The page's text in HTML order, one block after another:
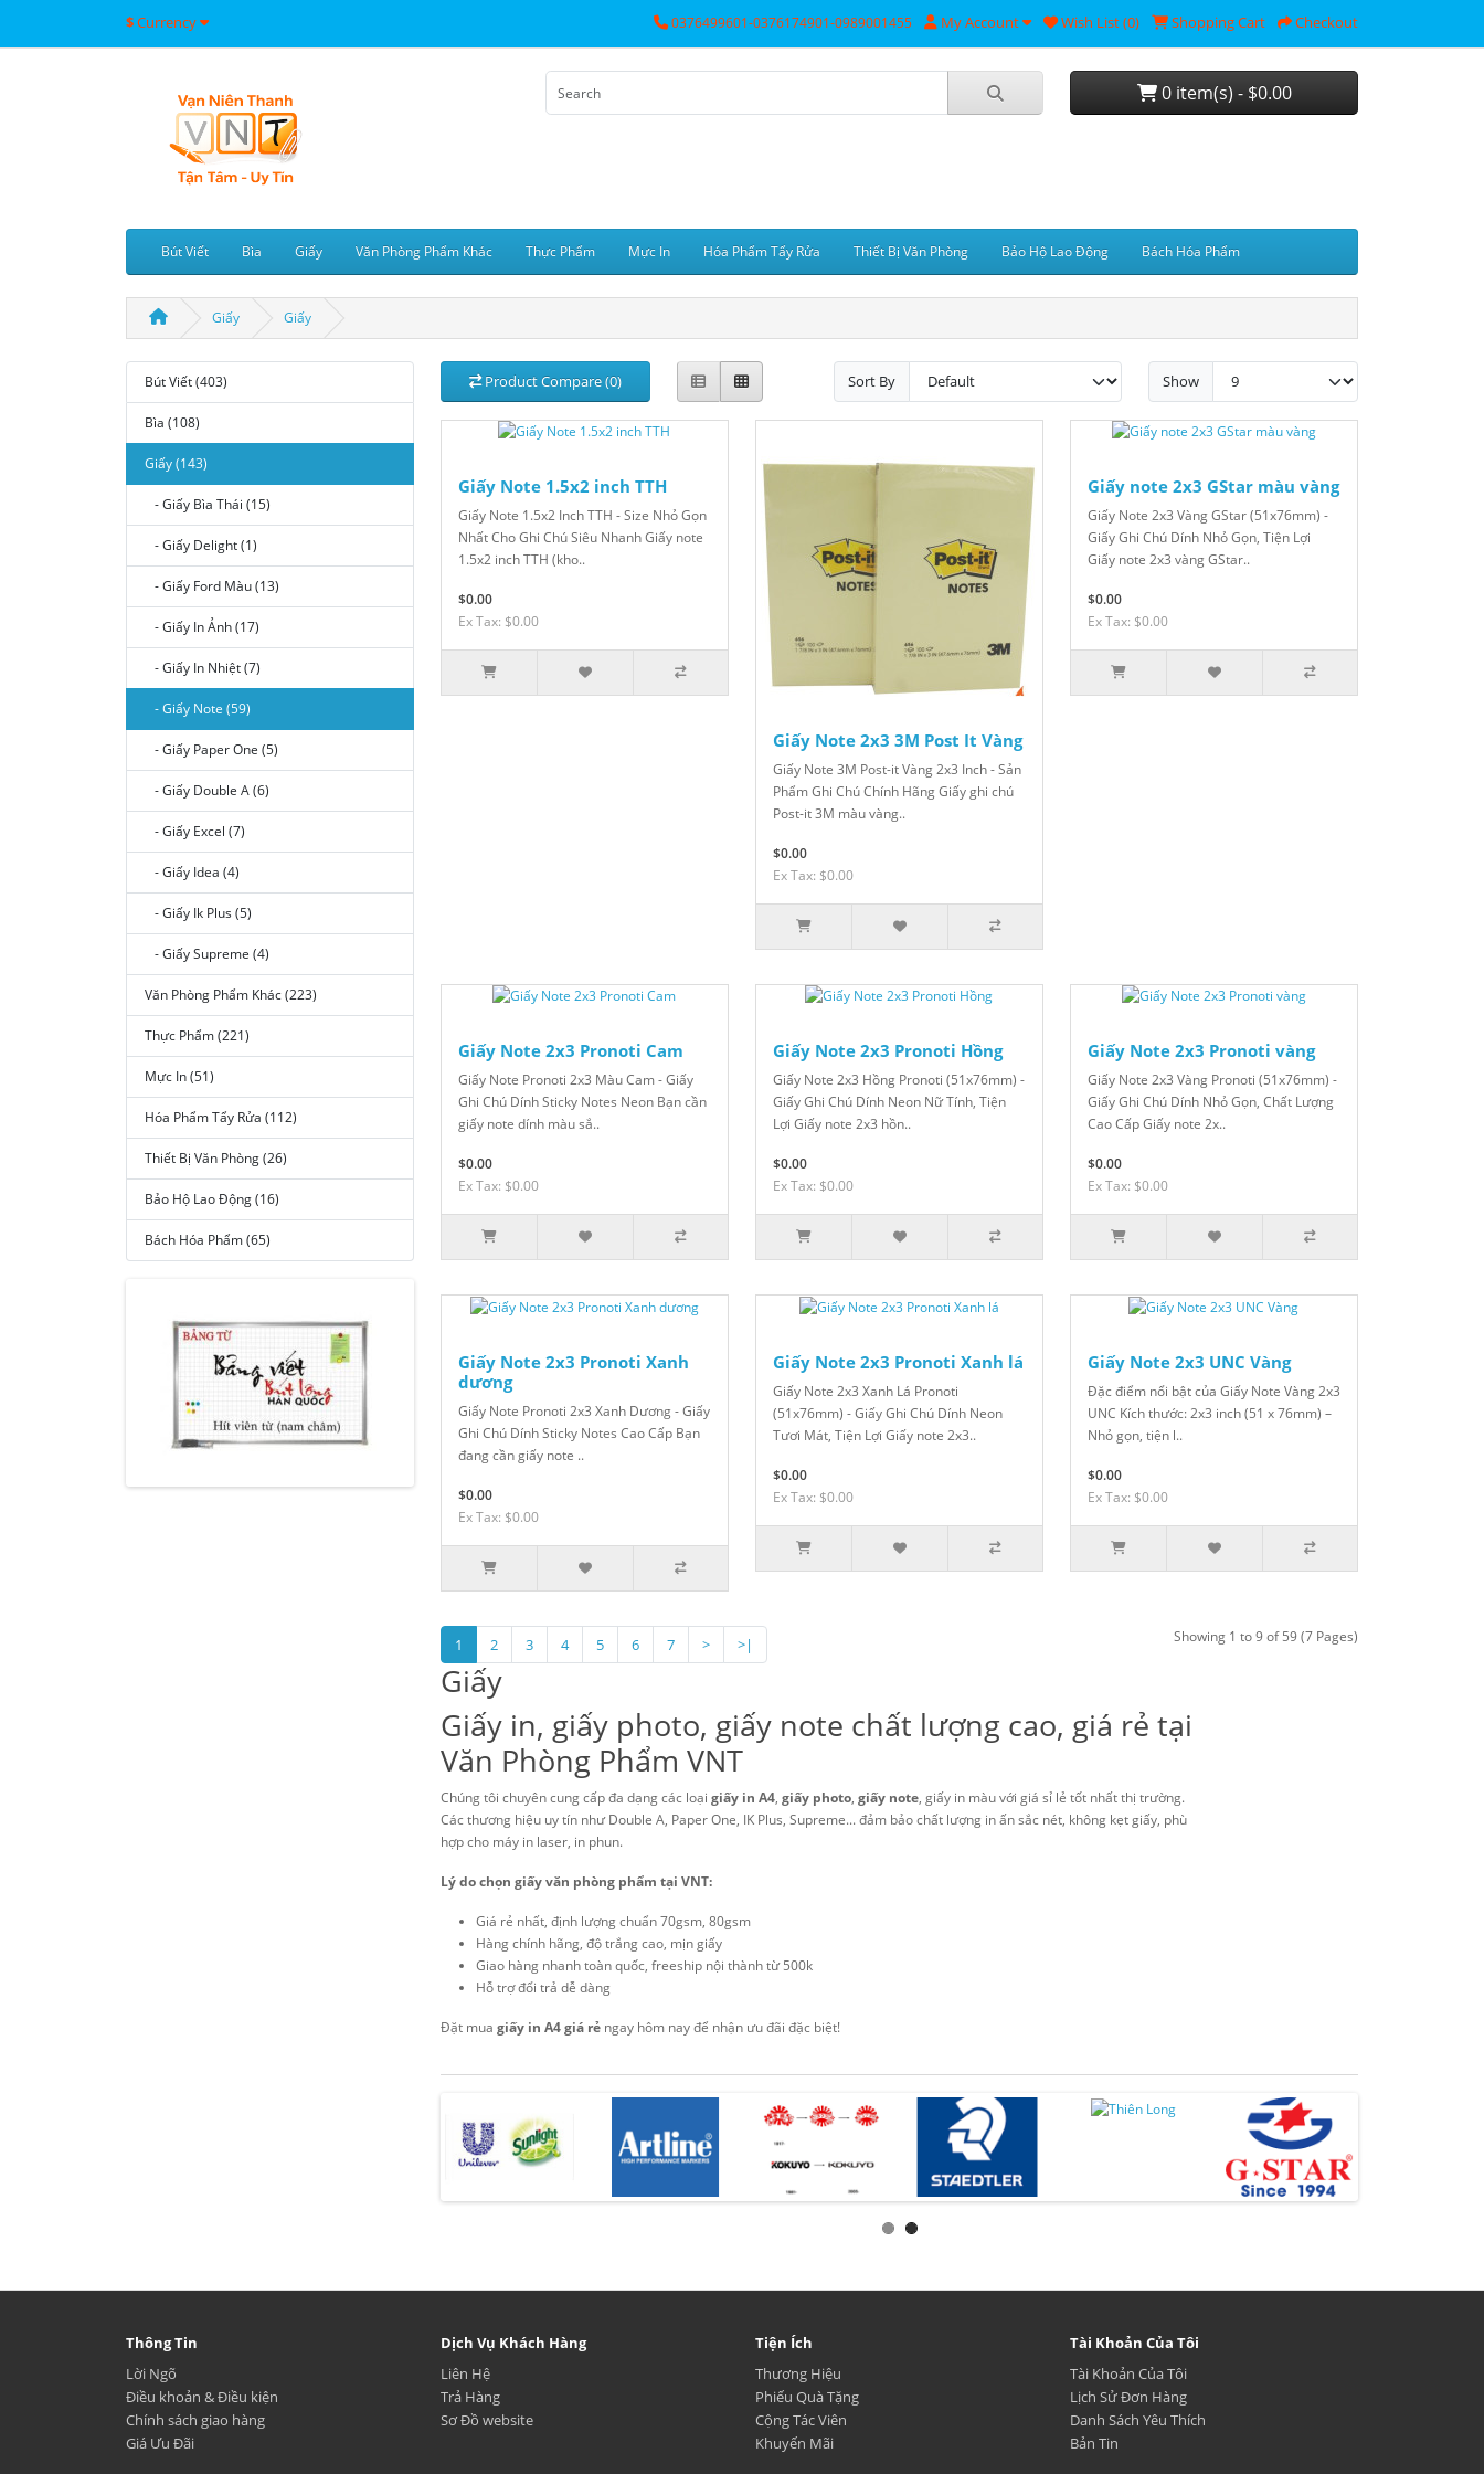
$Currency 0376499601-0376174901-0989001455 My Account Wish List (0) Shopping Cart Checkout
0 item(s) - $0.00
Bút Viết Bìa Giấy Văn Phòng Phẩm Khác Thực Phẩm Mực In Hóa Phẩm Tẩy Rửa Thiết Bị Văn Phòng Bảo Hộ Lao Động Bách Hóa Phẩm
Giấy Giấy
Bút Viết (403)
Bìa (108)
Giấy (143)
- Giấy Bìa Thái (15)
- Giấy Delight (1)
- Giấy Ford Màu (13)
- Giấy In Ảnh (17)
- Giấy In Nhiệt (7)
- Giấy Note (59)
- Giấy Paper One (5)
- Giấy Double A (6)
- Giấy Excel (7)
- Giấy Idea (4)
- Giấy Ik Plus (5)
- Giấy Supreme (4)
Văn Phòng Phẩm Khác (223)
Thực Phẩm (221)
Mực In (51)
Hóa Phẩm Tẩy Rửa (112)
Thiết Bị Văn Phòng (26)
Bảo Hộ Lao Động (16)
Bách Hóa Phẩm (65)
Product Compare (0) Sort By Show
Giấy Note 1.5x2 inch TTH
Giấy Note 1.5x2 Inch TTH - Size Nhỏ Gọn
Nhất Cho Ghi Chú Siêu Nhanh Giấy note
1.5x2 inch TTH (kho..
$0.00
Ex Tax: $0.00
Giấy Note 2x3 3M Post It Vàng
Giấy Note 3M Post-it Vàng 2x3 Inch - Sản
Phẩm Ghi Chú Chính Hãng Giấy ghi chú
Post-it 3M màu vàng..
$0.00
Ex Tax: $0.00
Giấy note 2x3 GStar màu vàng
Giấy Note 2x3 Vàng GStar (51x76mm) -
Giấy Ghi Chú Dính Nhỏ Gọn, Tiện Lợi
Giấy note 2x3 vàng GStar..
$0.00
Ex Tax: $0.00
Giấy Note 2x3 Pronoti Cam
Giấy Note Pronoti 2x3 Màu Cam - Giấy
Ghi Chú Dính Sticky Notes Neon Bạn cần
giấy note dính màu sắ..
$0.00
Ex Tax: $0.00
Giấy Note 2x3 Pronoti Hồng
Giấy Note 2x3 Hồng Pronoti (51x76mm) -
Giấy Ghi Chú Dính Neon Nữ Tính, Tiện
Lợi Giấy note 2x3 hồn..
$0.00
Ex Tax: $0.00
Giấy Note 2x3 Pronoti vàng
Giấy Note 2x3 Vàng Pronoti (51x76mm) -
Giấy Ghi Chú Dính Nhỏ Gọn, Chất Lượng
Cao Cấp Giấy note 2x..
$0.00
Ex Tax: $0.00
Giấy Note 2x3 Pronoti Xanh
dương
Giấy Note Pronoti 2x3 Xanh Dương - Giấy
Ghi Chú Dính Sticky Notes Cao Cấp Bạn
đang cần giấy note ..
$0.00
Ex Tax: $0.00
Giấy Note 2x3 Pronoti Xanh lá
Giấy Note 2x3 Xanh Lá Pronoti
(51x76mm) - Giấy Ghi Chú Dính Neon
Tươi Mát, Tiện Lợi Giấy note 2x3..
$0.00
Ex Tax: $0.00
Giấy Note 2x3 UNC Vàng
Đặc điểm nổi bật của Giấy Note Vàng 2x3
UNC Kích thước: 2x3 inch (51 x 76mm) –
Nhỏ gọn, tiện l..
$0.00
Ex Tax: $0.00
1 2 3 4 5 6 7 > >| Showing 1 to 9 of 59 (7 Pages)
Giấy
Giấy in, giấy photo, giấy note chất lượng cao, giá rẻ tại
Văn Phòng Phẩm VNT
Chúng tôi chuyên cung cấp đa dạng các loại giấy in A4, giấy photo, giấy note, giấy in màu với giá sỉ lẻ tốt nhất thị trường.
Các thương hiệu uy tín như Double A, Paper One, IK Plus, Supreme... đảm bảo chất lượng in ấn sắc nét, không kẹt giấy, phù
hợp cho máy in laser, in phun.
Lý do chọn giấy văn phòng phẩm tại VNT:
Giá rẻ nhất, định lượng chuẩn 70gsm, 80gsm
Hàng chính hãng, độ trắng cao, mịn giấy
Giao hàng nhanh toàn quốc, freeship nội thành từ 500k
Hỗ trợ đổi trả dễ dàng
Đặt mua giấy in A4 giá rẻ ngay hôm nay để nhận ưu đãi đặc biệt!
Thông Tin
Lời Ngõ
Điều khoản & Điều kiện
Chính sách giao hàng
Giá Ưu Đãi
Dịch Vụ Khách Hàng
Liên Hệ
Trả Hàng
Sơ Đồ website
Tiện Ích
Thương Hiệu
Phiếu Quà Tặng
Cộng Tác Viên
Khuyến Mãi
Tài Khoản Của Tôi
Tài Khoản Của Tôi
Lịch Sử Đơn Hàng
Danh Sách Yêu Thích
Bản Tin